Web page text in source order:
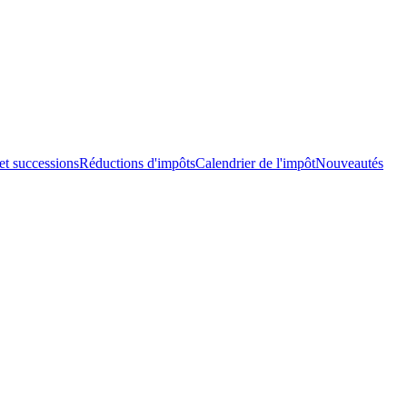
successionsRéductions d'impôtsCalendrier de l'impôtNouveautés